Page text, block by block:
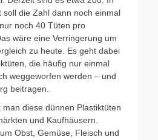
soll die Zahl dann noch einmal
noch 40 Tüten pro
wäre eine Verringerung um
zu heute. Es geht dabei
die häufig nur einmal
weggeworfen werden – und
beitragen.
diese dünnen Plastiktüten
und Kaufhäusern.
Obst, Gemüse, Fleisch und